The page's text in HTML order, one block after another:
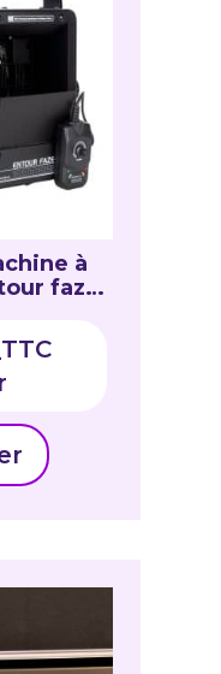
à
faze